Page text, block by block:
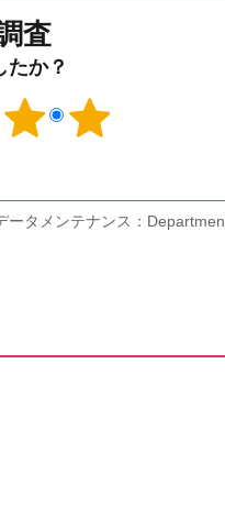
査
たか？
ータメンテナンス：